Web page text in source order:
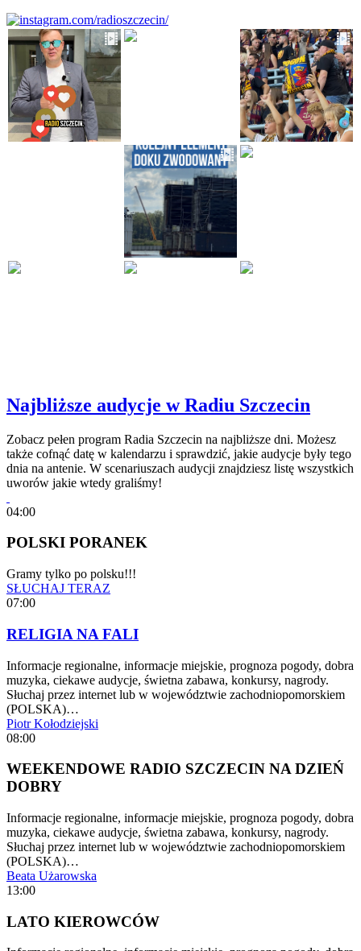
Najbliższe audycje w Radiu Szczecin
Zobacz pełen program Radia Szczecin na najbliższe dni. Możesz
także cofnąć datę w kalendarzu i sprawdzić, jakie audycje były tego
dnia na antenie. W scenariuszach audycji znajdziesz listę wszystkich
uworów jakie wtedy graliśmy!
04:00
POLSKI PORANEK
Gramy tylko po polsku!!!
SŁUCHAJ TERAZ
07:00
RELIGIA NA FALI
Informacje regionalne, informacje miejskie, prognoza pogody, dobra
muzyka, ciekawe audycje, świetna zabawa, konkursy, nagrody.
Słuchaj przez internet lub w województwie zachodniopomorskiem
(POLSKA)…
Piotr Kołodziejski
08:00
WEEKENDOWE RADIO SZCZECIN NA DZIEŃ
DOBRY
Informacje regionalne, informacje miejskie, prognoza pogody, dobra
muzyka, ciekawe audycje, świetna zabawa, konkursy, nagrody.
Słuchaj przez internet lub w województwie zachodniopomorskiem
(POLSKA)…
Beata Użarowska
13:00
LATO KIEROWCÓW